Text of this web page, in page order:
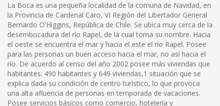
La Boca es una pequeña localidad de la comuna de Navidad, en
la Provincia de Cardenal Caro, VI Región del Libertador General
Bernardo O'Higgins, República de Chile. Se ubica muy cerca de la
desembocadura del río Rapel, de la cual toma su nombre. Hacia
el oeste se encuentra el mar y hacia el este el río Rapel. Posee
para las personas un buen acceso hacia el mar, no así hacia el
río. De acuerdo al censo del año 2002 posee más viviendas que
habitantes: 490 habitantes y 649 viviendas,1 situación que se
explica dada su condición de centro turístico, lo que provoca
una alta afluencia de personas en temporada de vacaciones.
Posee servicios básicos como comercio, hotelería y